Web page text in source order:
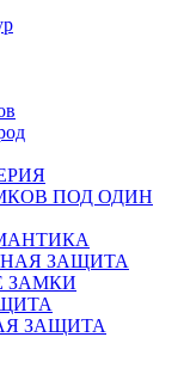
ПОД ОДИН
ЗАЩИТА
ЗАМКИ
ЗАЩИТА